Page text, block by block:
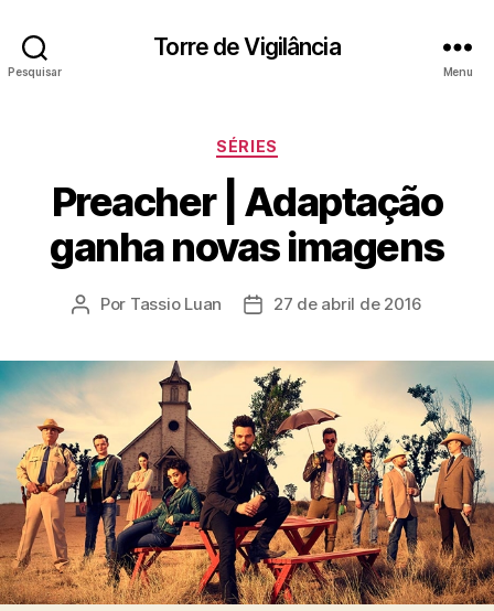
Pesquisar
Torre de Vigilância
Menu
Categorias
SÉRIES
Preacher | Adaptação
ganha novas imagens
Autor
Por Tassio Luan
Data27 de abril de 2016